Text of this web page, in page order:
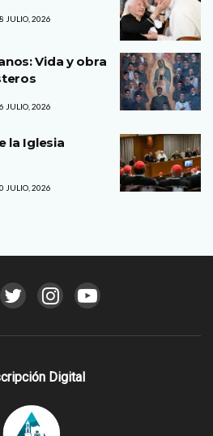
JULIO, 2026
Vida y obra
JULIO, 2026
la Iglesia
JULIO, 2026
Digital